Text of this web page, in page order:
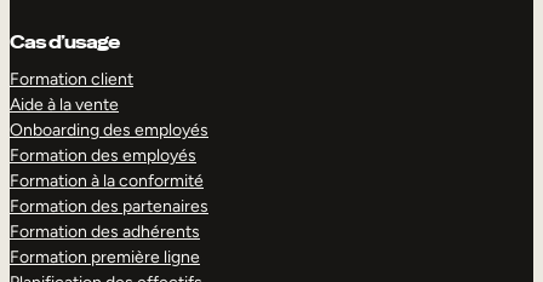
Cas d’usage
Formation client
Aide à la vente
Onboarding des employés
Formation des employés
Formation à la conformité
Formation des partenaires
Formation des adhérents
Formation première ligne